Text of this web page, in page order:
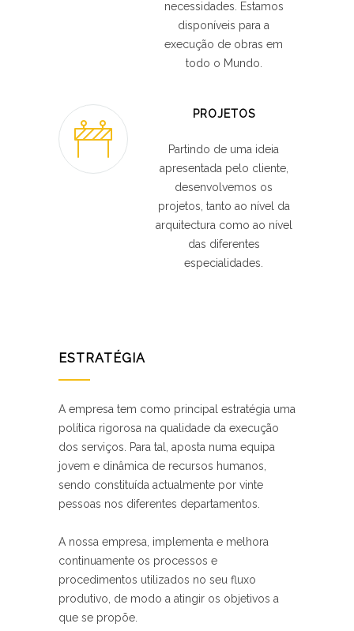
necessidades. Estamos
disponíveis para a
execução de obras em
todo o Mundo.
PROJETOS
Partindo de uma ideia
apresentada pelo cliente,
desenvolvemos os
projetos, tanto ao nível da
arquitectura como ao nível
das diferentes
especialidades.
ESTRATÉGIA
A empresa tem como principal estratégia uma
política rigorosa na qualidade da execução
dos serviços. Para tal, aposta numa equipa
jovem e dinâmica de recursos humanos,
sendo constituída actualmente por vinte
pessoas nos diferentes departamentos.
A nossa empresa, implementa e melhora
continuamente os processos e
procedimentos utilizados no seu fluxo
produtivo, de modo a atingir os objetivos a
que se propõe.